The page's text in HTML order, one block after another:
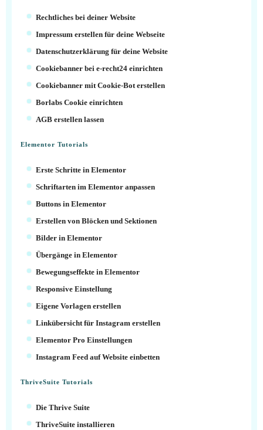
Rechtliches bei deiner Website
Impressum erstellen für deine Webseite
Datenschutzerklärung für deine Website
Cookiebanner bei e-recht24 einrichten
Cookiebanner mit Cookie-Bot erstellen
Borlabs Cookie einrichten
AGB erstellen lassen
Elementor Tutorials
Erste Schritte in Elementor
Schriftarten im Elementor anpassen
Buttons in Elementor
Erstellen von Blöcken und Sektionen
Bilder in Elementor
Übergänge in Elementor
Bewegungseffekte in Elementor
Responsive Einstellung
Eigene Vorlagen erstellen
Linkübersicht für Instagram erstellen
Elementor Pro Einstellungen
Instagram Feed auf Website einbetten
ThriveSuite Tutorials
Die Thrive Suite
ThriveSuite installieren